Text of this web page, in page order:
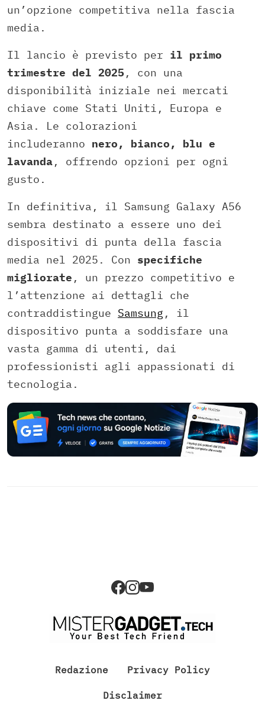
un’opzione competitiva nella fascia
media.
Il lancio è previsto per il primo
trimestre del 2025, con una
disponibilità iniziale nei mercati
chiave come Stati Uniti, Europa e
Asia. Le colorazioni
includeranno nero, bianco, blu e
lavanda, offrendo opzioni per ogni
gusto.
In definitiva, il Samsung Galaxy A56
sembra destinato a essere uno dei
dispositivi di punta della fascia
media nel 2025. Con specifiche
migliorate , un prezzo competitivo e
l’attenzione ai dettagli che
contraddistingue Samsung , il
dispositivo punta a soddisfare una
vasta gamma di utenti, dai
professionisti agli appassionati di
tecnologia.
Redazione Privacy Policy
Disclaimer